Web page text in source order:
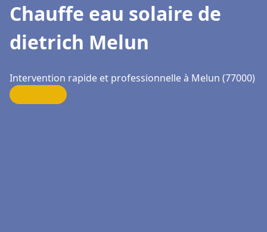
Chauffe eau solaire de
dietrich Melun
Intervention rapide et professionnelle à Melun (77000)